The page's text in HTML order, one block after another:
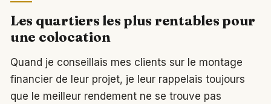
Les quartiers les plus rentables pour
une colocation
Quand je conseillais mes clients sur le montage
financier de leur projet, je leur rappelais toujours
que le meilleur rendement ne se trouve pas